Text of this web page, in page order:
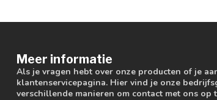
Meer informatie
Als je vragen hebt over onze producten of je
klantenservicepagina. Hier vind je onze
verschillende manieren om contact met ons op